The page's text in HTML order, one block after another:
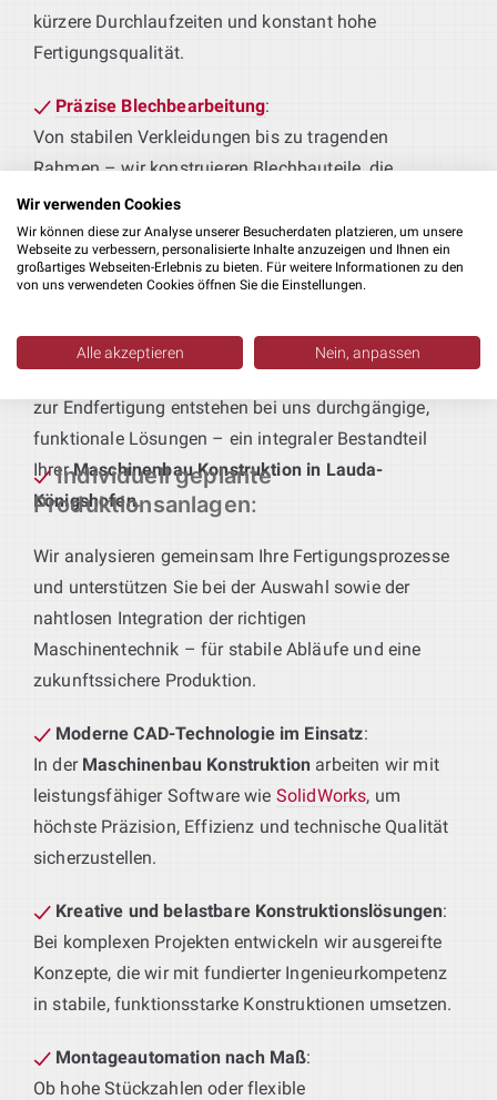
kürzere Durchlaufzeiten und konstant hohe
Fertigungsqualität.
Präzise Blechbearbeitung:
Von stabilen Verkleidungen bis zu tragenden
Rahmen – wir konstruieren Blechbauteile, die
passgenau an Ihre Fertigungsabläufe und
Qualitätsstandards angepasst sind.
Technik für maßgeschneiderte
Sie geben das Produkt vor – wir liefern die passende
Anlagentechnik. Vom ersten Bearbeitungsschritt bis
zur Endfertigung entstehen bei uns durchgängige,
funktionale Lösungen – ein integraler Bestandteil
IhrerMaschinenbau Konstruktion in Lauda-
Königshofen.
Individuell geplante
Produktionsanlagen:
Wir analysieren gemeinsam Ihre Fertigungsprozesse
und unterstützen Sie bei der Auswahl sowie der
nahtlosen Integration der richtigen
Maschinentechnik – für stabile Abläufe und eine
zukunftssichere Produktion.
Moderne CAD-Technologie im Einsatz:
In der Maschinenbau Konstruktion arbeiten wir mit
leistungsfähiger Software wie SolidWorks, um
höchste Präzision, Effizienz und technische Qualität
sicherzustellen.
Kreative und belastbare Konstruktionslösungen:
Bei komplexen Projekten entwickeln wir ausgereifte
Konzepte, die wir mit fundierter Ingenieurkompetenz
in stabile, funktionsstarke Konstruktionen umsetzen.
Montageautomation nach Maß:
Ob hohe Stückzahlen oder flexible
Wir verwenden Cookies
Wir können diese zur Analyse unserer Besucherdaten platzieren, um unsere
Webseite zu verbessern, personalisierte Inhalte anzuzeigen und Ihnen ein
großartiges Webseiten-Erlebnis zu bieten. Für weitere Informationen zu den
von uns verwendeten Cookies öffnen Sie die Einstellungen.
Alle akzeptieren Nein, anpassen